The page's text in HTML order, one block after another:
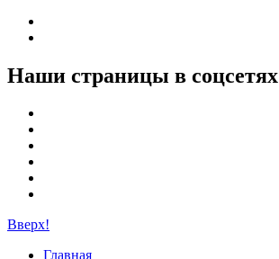
Наши страницы в соцсетях
Вверх!
Главная